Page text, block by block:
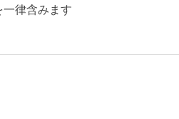
律含みます